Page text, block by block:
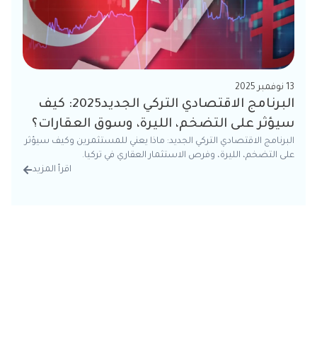
13 نوفمبر 2025
البرنامج الاقتصادي التركي الجديد2025: كيف
سيؤثر على التضخم، الليرة، وسوق العقارات؟
البرنامج الاقتصادي التركي الجديد: ماذا يعني للمستثمرين وكيف سيؤثر
على التضخم، الليرة، وفرص الاستثمار العقاري في تركيا.
اقرأ المزيد